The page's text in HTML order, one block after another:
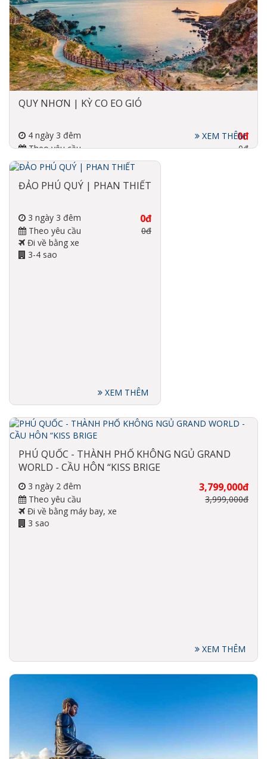
QUY NHƠN | KỲ CO EO GIÓ
4 ngày 3 đêm
Theo yêu cầu
Đi về bằng máy bay, xe
3-5 sao
0đ
0đ
XEM THÊM
ĐẢO PHÚ QUÝ | PHAN THIẾT
3 ngày 3 đêm
Theo yêu cầu
Đi về bằng xe
3-4 sao
0đ
0đ
XEM THÊM
PHÚ QUỐC - THÀNH PHỐ KHÔNG NGỦ GRAND
WORLD - CẦU HÔN “KISS BRIGE
3 ngày 2 đêm
Theo yêu cầu
Đi về bằng máy bay, xe
3 sao
3,799,000đ
3,999,000đ
XEM THÊM